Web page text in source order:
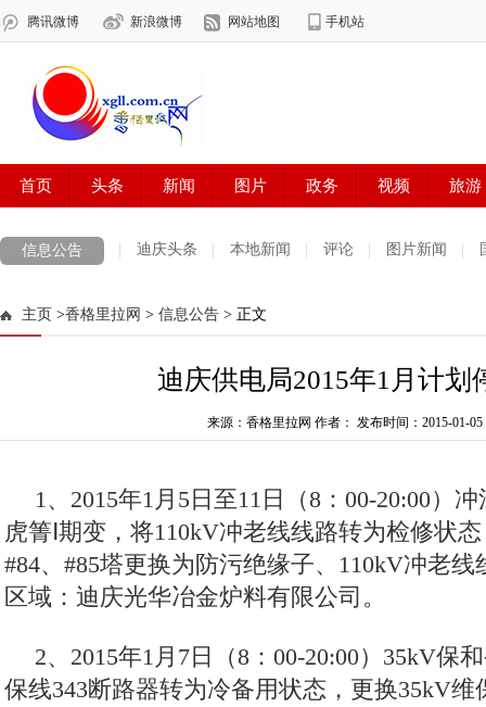
信息公告 迪庆头条 本地新闻 评论 图片新闻
主页 >香格里拉网 > 信息公告 > 正文
迪庆供电局2015年1月计划
来源：香格里拉网 作者： 发布时间：2015-01-05
1、2015年1月5日至11日（8：00-20:00）
虎箐Ⅰ期变，将110kV冲老线线路转为检修状
#84、#85塔更换为防污绝缘子、110kV冲老
区域：迪庆光华冶金炉料有限公司。
2、2015年1月7日（8：00-20:00）35kV保
保线343断路器转为冷备用状态，更换35kV